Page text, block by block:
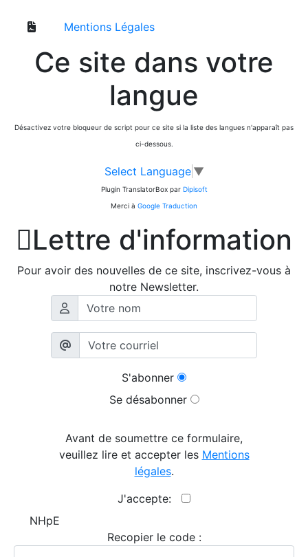
Mentions Légales
Ce site dans votre
langue
Désactivez votre bloqueur de script pour ce site si la liste des langues n'apparaît pas
ci-dessous.
Select Language ▼
Plugin TranslatorBox par Dipisoft
Merci à Google Traduction
Lettre d'information
Pour avoir des nouvelles de ce site, inscrivez-vous à
notre Newsletter.
S'abonner
Se désabonner
Avant de soumettre ce formulaire,
veuillez lire et accepter les Mentions
légales.
J'accepte:
NHpE
Recopier le code :